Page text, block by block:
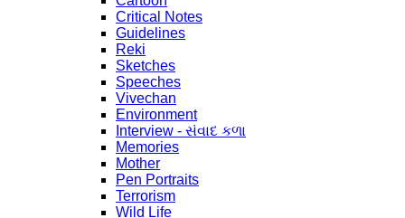
Critical Notes
Guidelines
Reki
Sketches
Speeches
Vivechan
Environment
Interview - સંવાદ કળા
Memories
Mother
Pen Portraits
Terrorism
Wild Life